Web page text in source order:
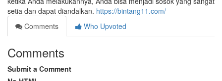
setia dan dapat diandalkan. https://bintang11.com/
Comments
Who Upvoted
Comments
Submit a Comment